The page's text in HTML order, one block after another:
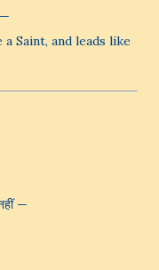
Saint, and leads like
—